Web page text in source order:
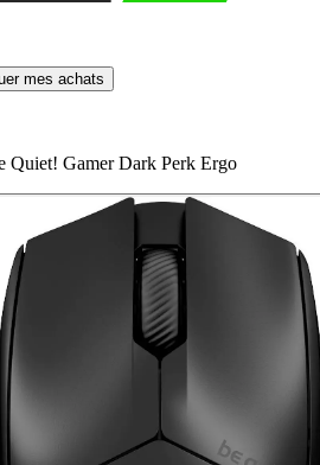
mes achats
Quiet! Gamer Dark Perk Ergo